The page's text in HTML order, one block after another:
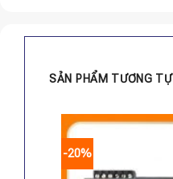
SẢN PHẨM TƯƠNG TỰ
-20%